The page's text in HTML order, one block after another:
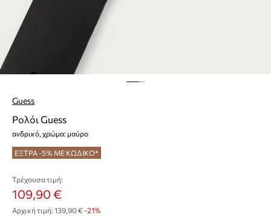
Guess
Ρολόι Guess
ανδρικό, χρώμα: μαύρο
ΕΞΤΡΑ -5% ΜΕ ΚΩΔΙΚΟ*
Τρέχουσα τιμή:
109,90 €
Αρχική τιμή: 139,90 €-21%